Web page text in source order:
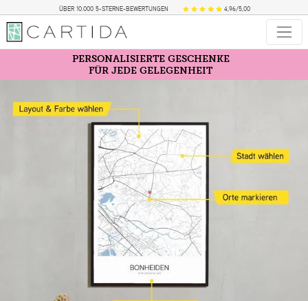
ÜBER 10.000 5-STERNE-BEWERTUNGEN 4,96/5,00
PERSONALISIERTE GESCHENKE
FÜR JEDE GELEGENHEIT